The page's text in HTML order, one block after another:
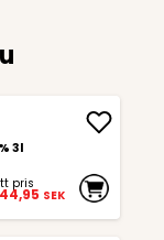
3l
pris
SEK